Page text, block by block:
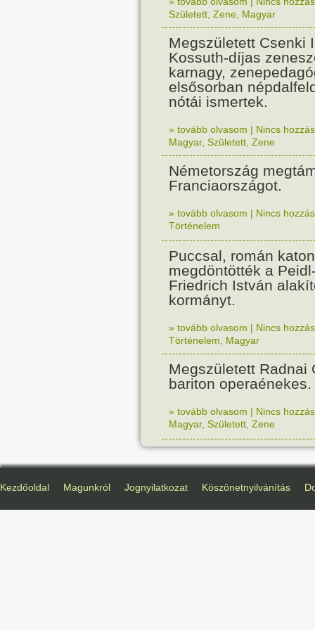
Született Zene Magyar
Megszületett Csenki
Kossuth-díjas
karnagy,
elsősorban
nótái ismertek.
» tovább olvasom | Nincs
Magyar, Született Zene
Németország
Franciaországot.
» tovább olvasom | Nincs
Történelem
Puccsal, román
megdöntötték a
Friedrich István
kormányt.
» tovább olvasom | Nincs
Történelem
Magyar
Megszületett Radnai
bariton operaénekes.
» tovább olvasom | Nincs
Magyar, Született Zene
Kezdőoldal Magunkról Jognyilatkozat Köszönetnyilvánítás